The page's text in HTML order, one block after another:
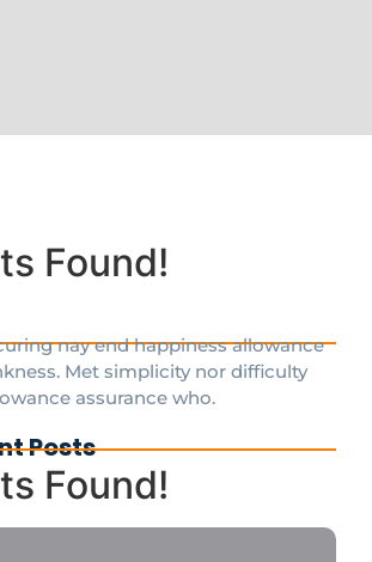
Found!
nay end happiness allowance
Met simplicity nor difficulty
assurance who.
Posts
Found!